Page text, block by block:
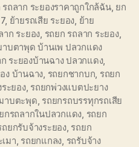
ถลาก ระยองราคาถูกใกล้ฉัน, ยก
, ย้ายรถเสีย ระยอง ย้าย
าก ระยอง รถยก รถลาก ระยอง,
าบตาพุด บ้านเพ ปลวกแดง
ระยองบ้านฉาง ปลวกแดง,
ง บ้านฉาง รถยกชากบก รถยก
ะยอง, รถยกพ่วงแบตปะยาง
าบตะพุด รถยกรถบรรทุกรถเสีย
กรถลากในปลวกแดง รถยก
ถยกรับจ้างระยอง, รถยก
มา รถยกแกลง รถรับจ้าง